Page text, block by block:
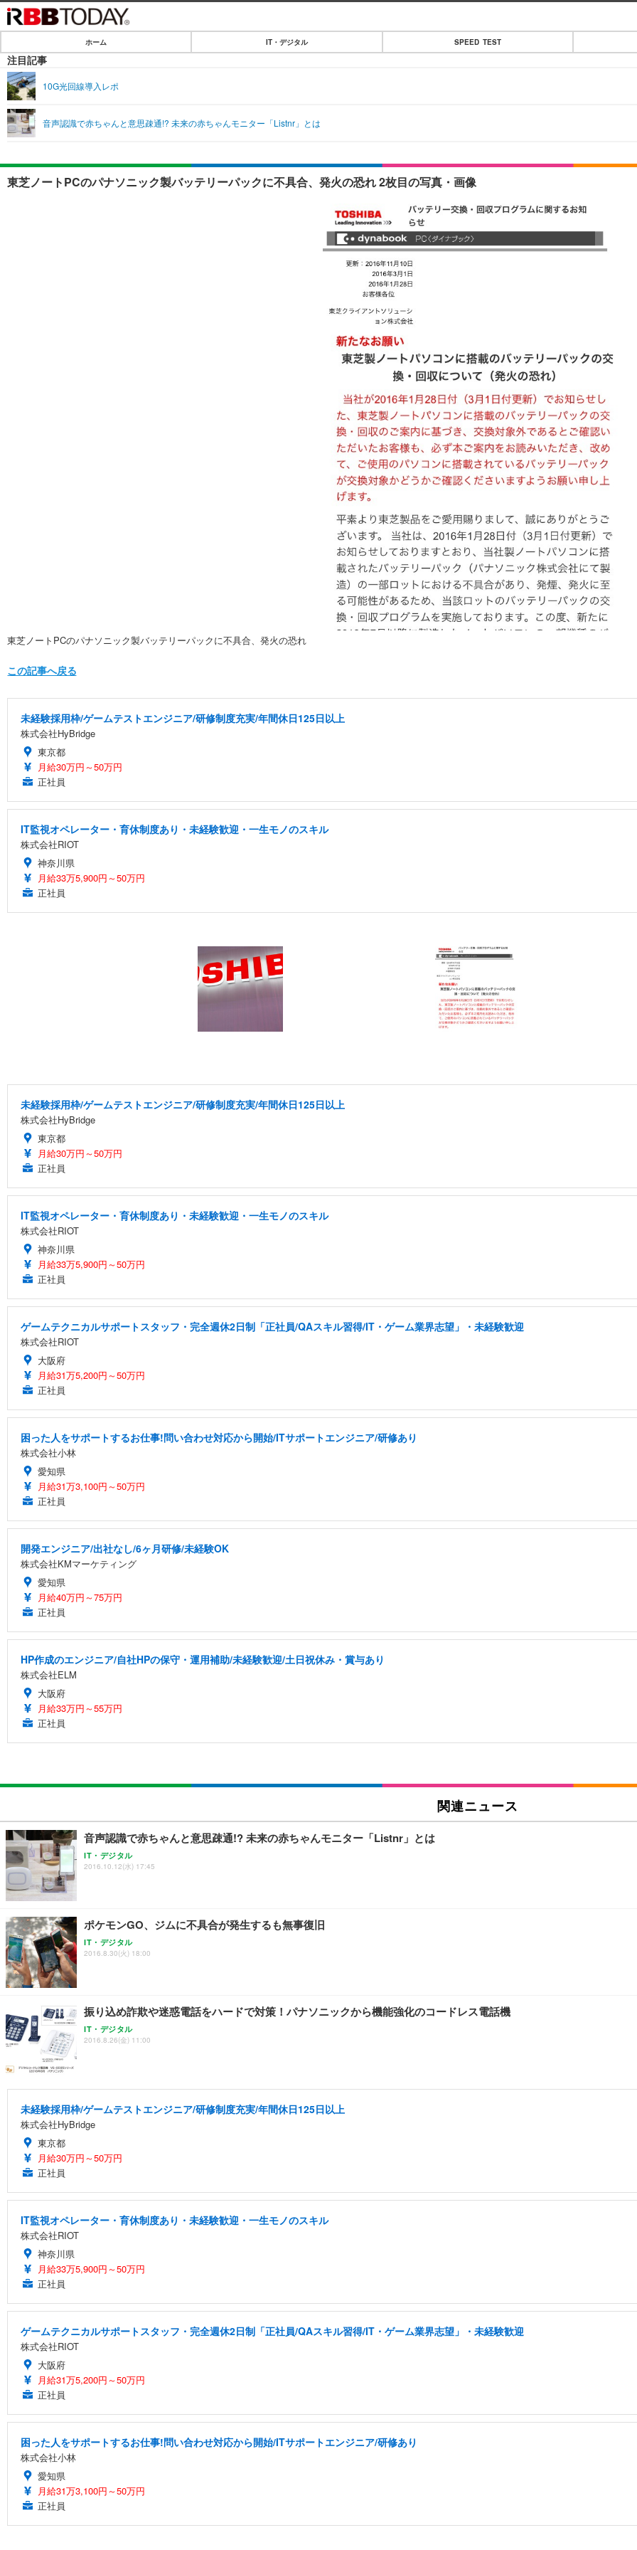
IT・デジタル
ショッピング
SPEED TEST
エンタメ
エンタメTOP
ライフ
ホーム IT・デジタル SPEED TEST
注目記事
10G光回線導入レポ
音声認識で赤ちゃんと意思疎通!? 未来の赤ちゃんモニター「Listnr」とは
東芝ノートPCのパナソニック製バッテリーパックに不具合、発火の恐れ 2枚目の写真・画像
東芝ノートPCのパナソニック製バッテリーパックに不具合、発火の恐れ
この記事へ戻る
未経験採用枠/ゲームテストエンジニア/研修制度充実/年間休日125日以上
株式会社HyBridge
東京都
月給30万円～50万円
正社員
IT監視オペレーター・育休制度あり・未経験歓迎・一生モノのスキル
株式会社RIOT
神奈川県
月給33万5,900円～50万円
正社員
未経験採用枠/ゲームテストエンジニア/研修制度充実/年間休日125日以上
株式会社HyBridge
東京都
月給30万円～50万円
正社員
IT監視オペレーター・育休制度あり・未経験歓迎・一生モノのスキル
株式会社RIOT
神奈川県
月給33万5,900円～50万円
正社員
ゲームテクニカルサポートスタッフ・完全週休2日制「正社員/QAスキル習得/IT・ゲーム業界志望」・未経験歓迎
株式会社RIOT
大阪府
月給31万5,200円～50万円
正社員
困った人をサポートするお仕事!問い合わせ対応から開始/ITサポートエンジニア/研修あり
株式会社小林
愛知県
月給31万3,100円～50万円
正社員
開発エンジニア/出社なし/6ヶ月研修/未経験OK
株式会社KMマーケティング
愛知県
月給40万円～75万円
正社員
HP作成のエンジニア/自社HPの保守・運用補助/未経験歓迎/土日祝休み・賞与あり
株式会社ELM
大阪府
月給33万円～55万円
正社員
関連ニュース
音声認識で赤ちゃんと意思疎通!? 未来の赤ちゃんモニター「Listnr」とは
IT・デジタル
2016.10.12(水) 17:45
ポケモンGO、ジムに不具合が発生するも無事復旧
IT・デジタル
2016.8.30(火) 18:00
振り込め詐欺や迷惑電話をハードで対策！パナソニックから機能強化のコードレス電話機
IT・デジタル
2016.8.26(金) 11:00
未経験採用枠/ゲームテストエンジニア/研修制度充実/年間休日125日以上
株式会社HyBridge
東京都
月給30万円～50万円
正社員
IT監視オペレーター・育休制度あり・未経験歓迎・一生モノのスキル
株式会社RIOT
神奈川県
月給33万5,900円～50万円
正社員
ゲームテクニカルサポートスタッフ・完全週休2日制「正社員/QAスキル習得/IT・ゲーム業界志望」・未経験歓迎
株式会社RIOT
大阪府
月給31万5,200円～50万円
正社員
困った人をサポートするお仕事!問い合わせ対応から開始/ITサポートエンジニア/研修あり
株式会社小林
愛知県
月給31万3,100円～50万円
正社員